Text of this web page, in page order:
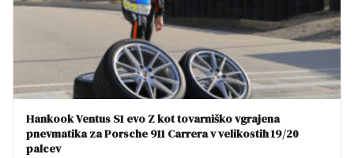
Hankook Ventus S1 evo Z kot tovarniško vgrajena
pnevmatika za Porsche 911 Carrera v velikostih 19/20
palcev